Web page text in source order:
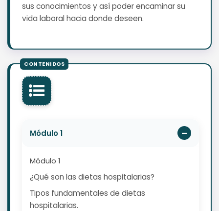
sus conocimientos y así poder encaminar su
vida laboral hacia donde deseen.
Módulo 1
Módulo 1
¿Qué son las dietas hospitalarias?
Tipos fundamentales de dietas
hospitalarias.